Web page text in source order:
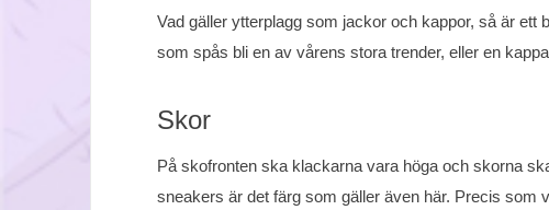
Vad gäller ytterplagg som jackor och kappor, så är ett
som spås bli en av vårens stora trender, eller en
Skor
På skofronten ska klackarna vara höga och skorna
sneakers är det färg som gäller även här. Precis som